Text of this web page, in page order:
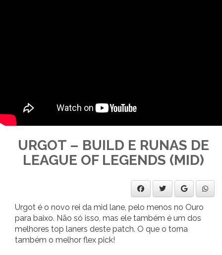
URGOT – BUILD E RUNAS DE
LEAGUE OF LEGENDS (MID)
Urgot é o novo rei da mid lane, pelo menos no Ouro
para baixo. Não só isso, mas ele também é um dos
melhores top laners deste patch. O que o torna
também o melhor flex pick!